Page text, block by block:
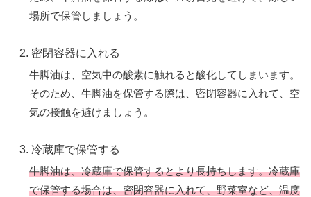
場所で保管しましょう。
密閉容器に入れる
牛脚油は、空気中の酸素に触れると酸化してしまいます。
そのため、牛脚油を保管する際は、密閉容器に入れて、空
気の接触を避けましょう。
冷蔵庫で保管する
牛脚油は、冷蔵庫で保管するとより長持ちします。冷蔵庫
で保管する場合は、密閉容器に入れて、野菜室など、温度